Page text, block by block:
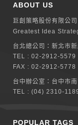
ABOUT US
巨創策略股份有限公司
Greatest Idea
台北總公司：新北巿
TEL :02-2912-5579
FAX : 02-2912-5778
台中辦公室： 台中市
TEL :(04) 2310-
POPULAR TAGS